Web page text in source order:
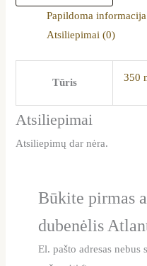
Papildoma informacija
Atsiliepimai (0)
Tūris 350
Atsiliepimai
Atsiliepimų dar nėra.
Būkite pirmas
dubenėlis
El. pašto adresas nebus